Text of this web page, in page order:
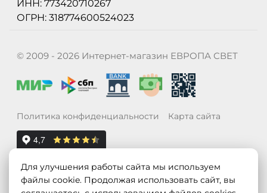
ИНН: 773420710267
ОГРН: 318774600524023
© 2009 - 2026 Интернет-магазин ЕВРОПА СВЕТ
Политика конфиденциальности Карта сайта
Для улучшения работы сайта мы используем
файлы cookie. Продолжая использовать сайт, вы